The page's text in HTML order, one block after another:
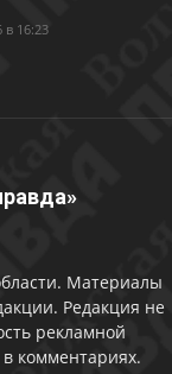
в 16:23
Материалы
Редакция не
рекламной
комментариях.